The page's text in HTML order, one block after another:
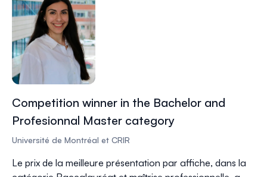
Competition winner in the Bachelor and
Profesionnal Master category
Université de Montréal et CRIR
Le prix de la meilleure présentation par affiche, dans la